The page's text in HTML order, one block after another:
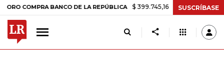
BANCO DE LA REPÚBLICA $ 399.745,16 +$ 2.295,71 +0,58%
SUSCRÍBASE